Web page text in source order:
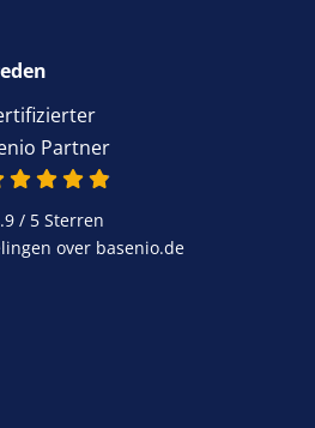
4.9 van 5
/ 5Sterren
over basenio.de